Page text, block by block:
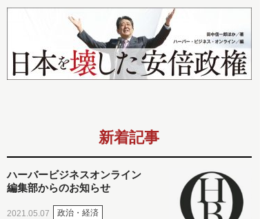
新着記事
ハーバービジネスオンライン
編集部からのお知らせ
2021.05.07 政治・経済